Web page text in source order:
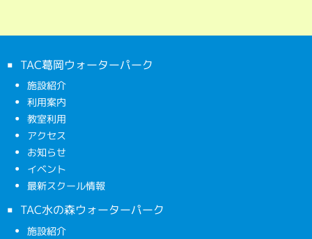
TAC葛岡ウォーターパーク
施設紹介
利用案内
教室利用
アクセス
お知らせ
イベント
最新スクール情報
TAC水の森ウォーターパーク
施設紹介